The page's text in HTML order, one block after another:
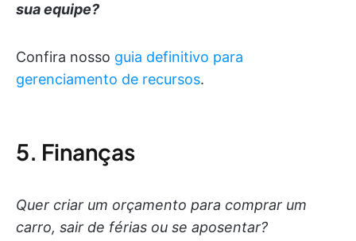
sua equipe?
Confira nosso guia definitivo para
gerenciamento de recursos.
5. Finanças
Quer criar um orçamento para comprar um
carro, sair de férias ou se aposentar?